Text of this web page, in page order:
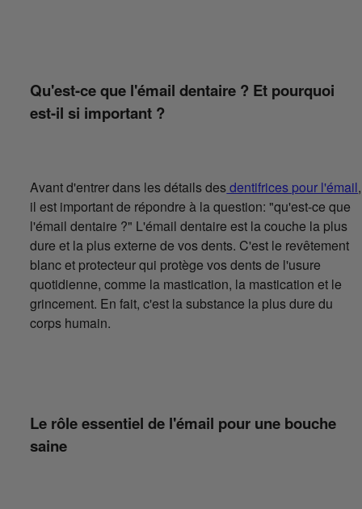
Qu'est-ce que l'émail dentaire ? Et pourquoi
est-il si important ?
Avant d'entrer dans les détails desdentifrices pour l'émail,
il est important de répondre à la question: "qu'est-ce que
l'émail dentaire ?" L'émail dentaire est la couche la plus
dure et la plus externe de vos dents. C'est le revêtement
blanc et protecteur qui protège vos dents de l'usure
quotidienne, comme la mastication, la mastication et le
grincement. En fait, c'est la substance la plus dure du
corps humain.
Le rôle essentiel de l'émail pour une bouche
saine